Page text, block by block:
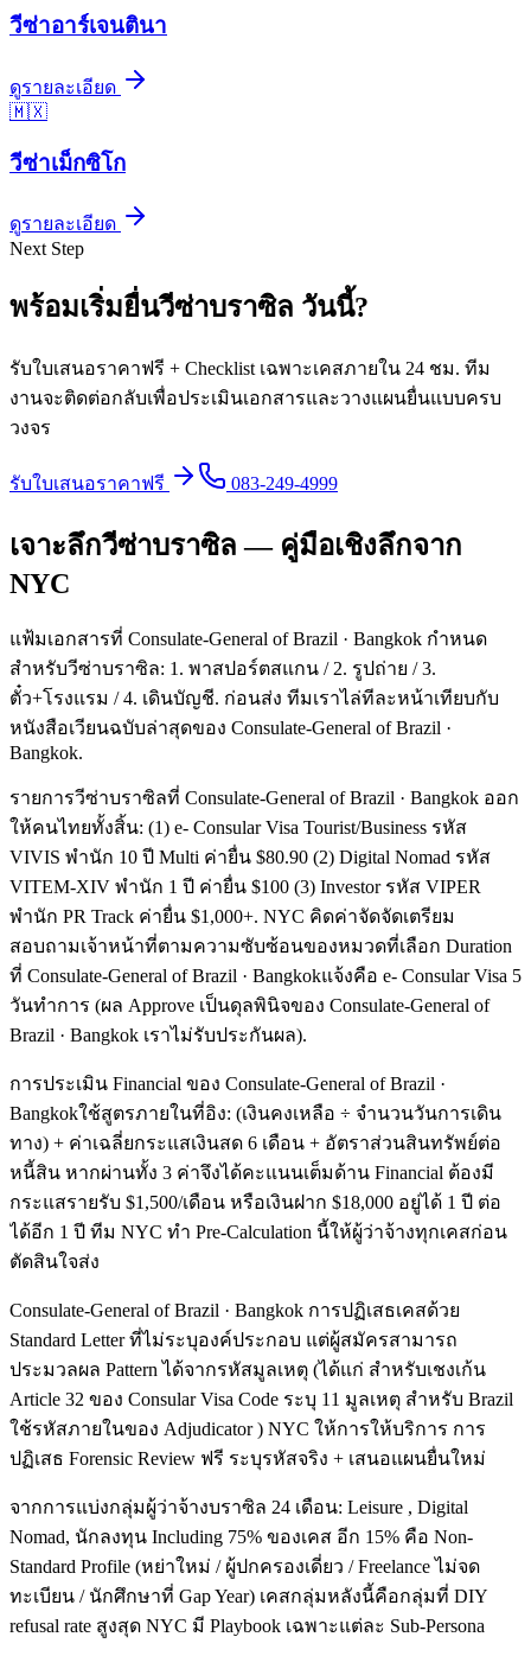
วีซ่าอาร์เจนตินา
ดูรายละเอียด
🇲🇽
วีซ่าเม็กซิโก
ดูรายละเอียด
Next Step
พร้อมเริ่มยื่นวีซ่าบราซิล วันนี้?
รับใบเสนอราคาฟรี + Checklist เฉพาะเคสภายใน 24 ชม. ทีม
งานจะติดต่อกลับเพื่อประเมินเอกสารและวางแผนยื่นแบบครบ
วงจร
รับใบเสนอราคาฟรี 083-249-4999
เจาะลึกวีซ่าบราซิล — คู่มือเชิงลึกจาก
NYC
แฟ้มเอกสารที่ Consulate-General of Brazil · Bangkok กำหนด
สำหรับวีซ่าบราซิล: 1. พาสปอร์ตสแกน / 2. รูปถ่าย / 3.
ตั๋ว+โรงแรม / 4. เดินบัญชี. ก่อนส่ง ทีมเราไล่ทีละหน้าเทียบกับ
หนังสือเวียนฉบับล่าสุดของ Consulate-General of Brazil ·
Bangkok.
รายการวีซ่าบราซิลที่ Consulate-General of Brazil · Bangkok ออก
ให้คนไทยทั้งสิ้น: (1) e- Consular Visa Tourist/Business รหัส
VIVIS พำนัก 10 ปี Multi ค่ายื่น $80.90 (2) Digital Nomad รหัส
VITEM-XIV พำนัก 1 ปี ค่ายื่น $100 (3) Investor รหัส VIPER
พำนัก PR Track ค่ายื่น $1,000+. NYC คิดค่าจัดจัดเตรียม
สอบถามเจ้าหน้าที่ตามความซับซ้อนของหมวดที่เลือก Duration
ที่ Consulate-General of Brazil · Bangkokแจ้งคือ e- Consular Visa 5
วันทำการ (ผล Approve เป็นดุลพินิจของ Consulate-General of
Brazil · Bangkok เราไม่รับประกันผล).
การประเมิน Financial ของ Consulate-General of Brazil ·
Bangkokใช้สูตรภายในที่อิง: (เงินคงเหลือ ÷ จำนวนวันการเดิน
ทาง) + ค่าเฉลี่ยกระแสเงินสด 6 เดือน + อัตราส่วนสินทรัพย์ต่อ
หนี้สิน หากผ่านทั้ง 3 ค่าจึงได้คะแนนเต็มด้าน Financial ต้องมี
กระแสรายรับ $1,500/เดือน หรือเงินฝาก $18,000 อยู่ได้ 1 ปี ต่อ
ได้อีก 1 ปี ทีม NYC ทำ Pre-Calculation นี้ให้ผู้ว่าจ้างทุกเคสก่อน
ตัดสินใจส่ง
Consulate-General of Brazil · Bangkok การปฏิเสธเคสด้วย
Standard Letter ที่ไม่ระบุองค์ประกอบ แต่ผู้สมัครสามารถ
ประมวลผล Pattern ได้จากรหัสมูลเหตุ (ได้แก่ สำหรับเชงเก้น
Article 32 ของ Consular Visa Code ระบุ 11 มูลเหตุ สำหรับ Brazil
ใช้รหัสภายในของ Adjudicator ) NYC ให้การให้บริการ การ
ปฏิเสธ Forensic Review ฟรี ระบุรหัสจริง + เสนอแผนยื่นใหม่
จากการแบ่งกลุ่มผู้ว่าจ้างบราซิล 24 เดือน: Leisure , Digital
Nomad, นักลงทุน Including 75% ของเคส อีก 15% คือ Non-
Standard Profile (หย่าใหม่ / ผู้ปกครองเดี่ยว / Freelance ไม่จด
ทะเบียน / นักศึกษาที่ Gap Year) เคสกลุ่มหลังนี้คือกลุ่มที่ DIY
refusal rate สูงสุด NYC มี Playbook เฉพาะแต่ละ Sub-Persona